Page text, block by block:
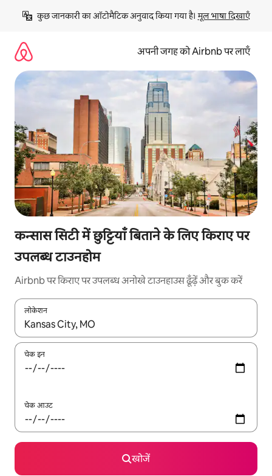
छोड़कर
कॉन्टेंट
कुछ जानकारी का ऑटोमैटिक अनुवाद किया गया है। मूल भाषा दिखाएँ
अपनी जगह को Airbnb पर लाएँ
कन्सास सिटी में छुट्टियाँ बिताने के लिए किराए पर
उपलब्ध टाउनहोम
Airbnb पर किराए पर उपलब्ध अनोखे टाउनहाउस ढूँढ़ें और बुक करें
लोकेशन
नतीजों के उपलब्ध होने पर, अप और डाउन 'ऐरो की' का इस्तेमाल करके नेविगेट
चेक इन
चेक आउट
खोजें